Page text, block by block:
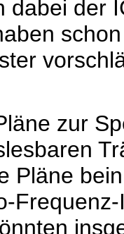
dabei der
zur
Pläne